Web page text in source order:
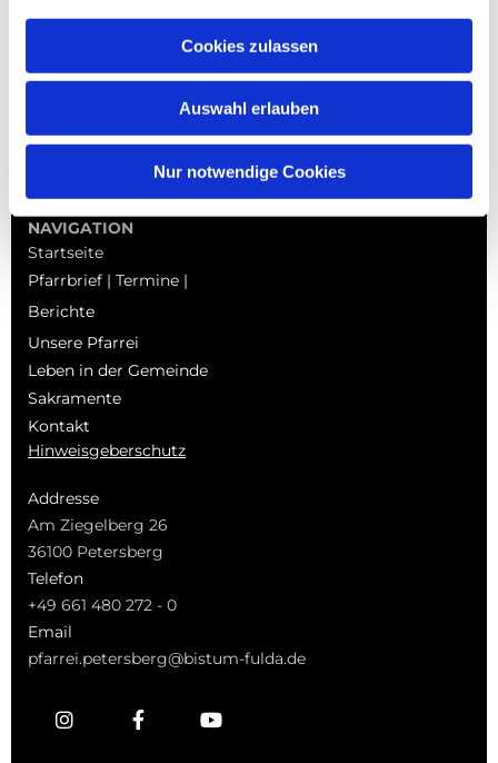
Cookies zulassen
Auswahl erlauben
Nur notwendige Cookies
NAVIGATION
Startseite
Pfarrbrief | Termine |
Berichte
Unsere Pfarrei
Leben in der Gemeinde
Sakramente
Kontakt
Hinweisgeberschutz
Addresse
Am Ziegelberg 26
36100 Petersberg
Telefon
+49 661 480 272 - 0
Email
pfarrei.petersberg@bistum-fulda.de